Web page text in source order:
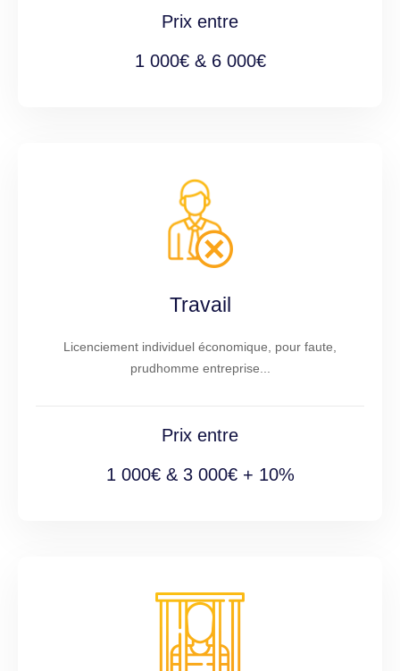
Prix entre
1 000€ & 6 000€
Travail
Licenciement individuel économique, pour faute,
prudhomme entreprise...
Prix entre
1 000€ & 3 000€ + 10%